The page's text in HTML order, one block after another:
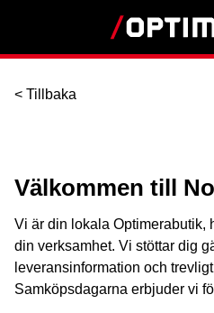
< Tillbaka
Välkommen till
Vi är din lokala Optimerabutik,
din verksamhet. Vi stöttar dig
leveransinformation och
Samköpsdagarna erbjuder vi